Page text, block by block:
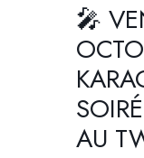
🎤
AU